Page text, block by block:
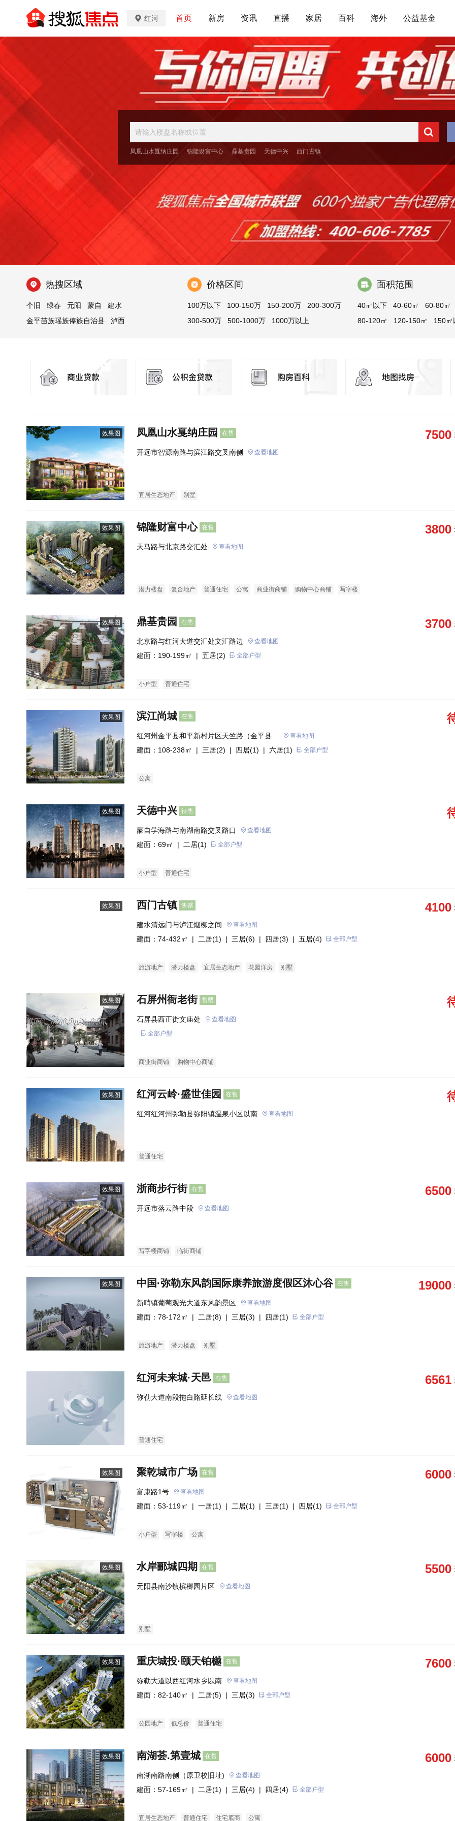
红河 首页 新房 资讯 直播 家居 百科 海外 公益基金
凤凰山水戛纳庄园 锦隆财富中心 鼎基贵园 天德中兴 西门古镇
热搜区域
个旧 绿春 元阳 蒙自
建水
金平苗族瑶族傣族自治县
泸西
价格区间
100万以下 100-150万 150-200万
200-300万
300-500万
500-1000万 1000万以上
面积范围
40㎡以下 40-60㎡
60-80㎡
80-120㎡
120-150㎡ 150㎡
效果图 凤凰山水戛纳庄园 在售 7500
开远市智源南路与滨江路交叉南侧 查看地图
宜居生态地产 别墅
效果图 锦隆财富中心 在售 3800
天马路与北京路交汇处 查看地图
潜力楼盘 复合地产 普通住宅 公寓 商业街商铺 购物中心商铺 写字楼
效果图 鼎基贵园 在售 3700
北京路与红河大道交汇处文汇路边 查看地图
建面：190-199㎡ | 五居(2) 全部户型
小户型 普通住宅
效果图 滨江尚城 在售
红河州金平县和平新村片区天竺路（金平县绿
宝云皓大酒店旁）
查看地图
建面：108-238㎡ | 三居(2) | 四居(1) | 六居(1) 全部户型
公寓
效果图 天德中兴 待售
蒙自学海路与南湖南路交叉路口 查看地图
建面：69㎡ | 二居(1) 全部户型
小户型 普通住宅
效果图 西门古镇 售罄 4100
建水清远门与泸江烟柳之间 查看地图
建面：74-432㎡ | 二居(1) | 三居(6) | 四居(3) | 五居(4) 全部户型
旅游地产 潜力楼盘 宜居生态地产 花园洋房 别墅
效果图 石屏州衙老街 售罄
石屏县西正街文庙处
查看地图
全部户型
商业街商铺 购物中心商铺
效果图 红河云岭·盛世佳园 在售
红河红河州弥勒县弥阳镇温泉小区以南 查看地图
普通住宅
效果图 浙商步行街 在售 6500
开远市落云路中段 查看地图
写字楼商铺 临街商铺
效果图 中国·弥勒东风韵国际康养旅游度假区沐心谷 在售 19000
新哨镇葡萄观光大道东风韵景区 查看地图
建面：78-172㎡ | 二居(8) | 三居(3) | 四居(1) 全部户型
旅游地产 潜力楼盘 别墅
红河未来城·天邑 在售 6561
弥勒大道南段拖白路延长线 查看地图
普通住宅
效果图 聚乾城市广场 在售 6000
富康路1号 查看地图
建面：53-119㎡ | 一居(1) | 二居(1) | 三居(1) | 四居(1) 全部户型
小户型 写字楼 公寓
效果图 水岸郦城四期 在售 5500
元阳县南沙镇槟榔园片区 查看地图
别墅
效果图 重庆城投·颐天铂樾 在售 7600
弥勒大道以西红河水乡以南 查看地图
建面：82-140㎡ | 二居(5) | 三居(3) 全部户型
公园地产 低总价 普通住宅
效果图 南湖荟.第壹城 在售 6000
南湖南路南侧（原卫校旧址) 查看地图
建面：57-169㎡ | 二居(1) | 三居(4) | 四居(4) 全部户型
宜居生态地产 普通住宅 住宅底商 公寓